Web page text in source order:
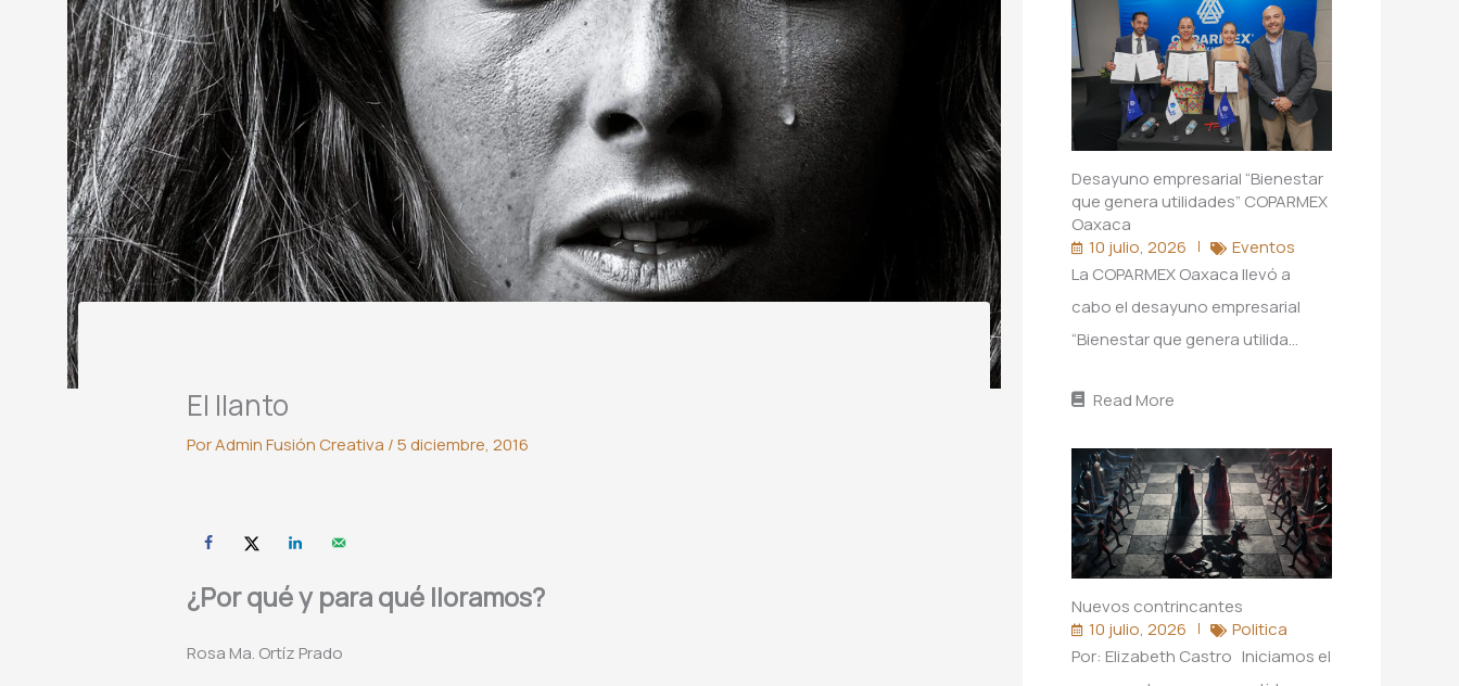
El llanto
PorAdmin Fusión Creativa /5 diciembre, 2016
¿Por qué y para qué lloramos?
Rosa Ma. Ortíz Prado
Desayuno empresarial “Bienestar
que genera utilidades” COPARMEX
Oaxaca
10 julio, 2026
Eventos
La COPARMEX Oaxaca llevó a
cabo el desayuno empresarial
“Bienestar que genera utilida…
Read More
Nuevos contrincantes
10 julio, 2026
Politica
Por: Elizabeth Castro Iniciamos el